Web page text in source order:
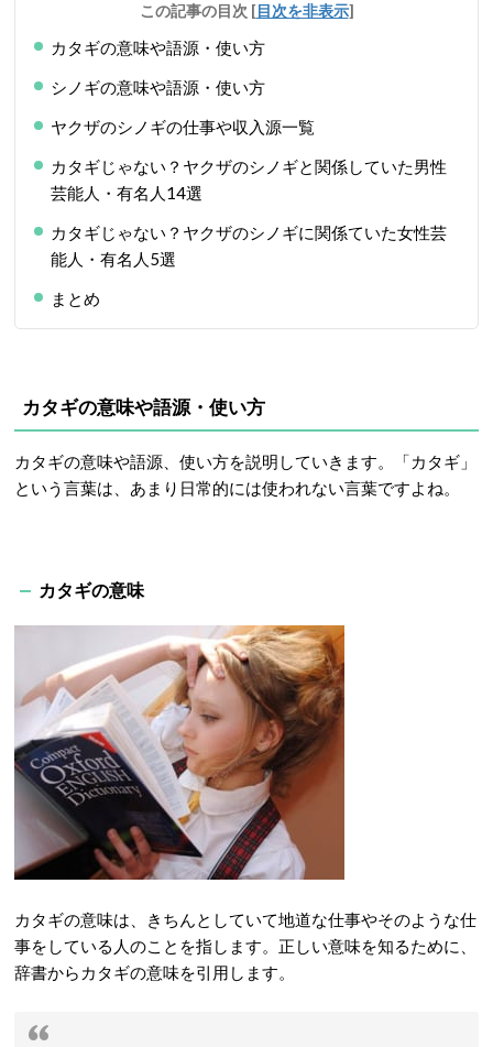
この記事の目次 [目次を非表示]
カタギの意味や語源・使い方
シノギの意味や語源・使い方
ヤクザのシノギの仕事や収入源一覧
カタギじゃない？ヤクザのシノギと関係していた男性
芸能人・有名人14選
カタギじゃない？ヤクザのシノギに関係ていた女性芸
能人・有名人5選
まとめ
カタギの意味や語源・使い方
カタギの意味や語源、使い方を説明していきます。「カタギ」
という言葉は、あまり日常的には使われない言葉ですよね。
カタギの意味
カタギの意味は、きちんとしていて地道な仕事やそのような仕
事をしている人のことを指します。正しい意味を知るために、
辞書からカタギの意味を引用します。